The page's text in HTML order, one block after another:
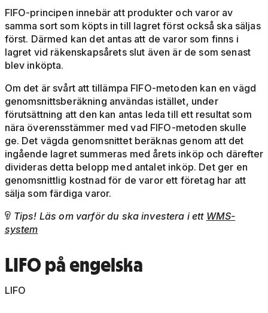
FIFO-principen innebär att produkter och varor av
samma sort som köpts in till lagret först också ska säljas
först. Därmed kan det antas att de varor som finns i
lagret vid räkenskapsårets slut även är de som senast
blev inköpta.
Om det är svårt att tillämpa FIFO-metoden kan en vägd
genomsnittsberäkning användas istället, under
förutsättning att den kan antas leda till ett resultat som
nära överensstämmer med vad FIFO-metoden skulle
ge. Det vägda genomsnittet beräknas genom att det
ingående lagret summeras med årets inköp och därefter
divideras detta belopp med antalet inköp. Det ger en
genomsnittlig kostnad för de varor ett företag har att
sälja som färdiga varor.
 Tips! Läs om varför du ska investera i ett WMS-
system
LIFO på engelska
LIFO